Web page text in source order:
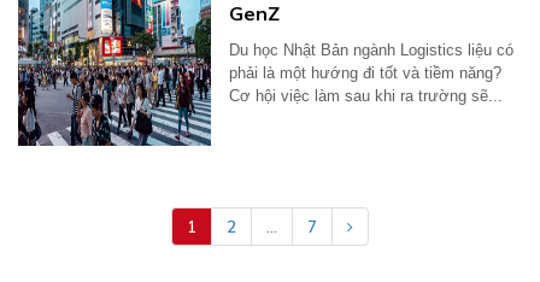
GenZ
Du học Nhật Bản ngành Logistics liệu có
phải là một hướng đi tốt và tiềm năng?
Cơ hội việc làm sau khi ra trường sẽ...
1 2 7